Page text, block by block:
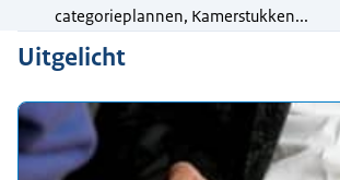
categorieplannen, Kamerstukken...
Uitgelicht